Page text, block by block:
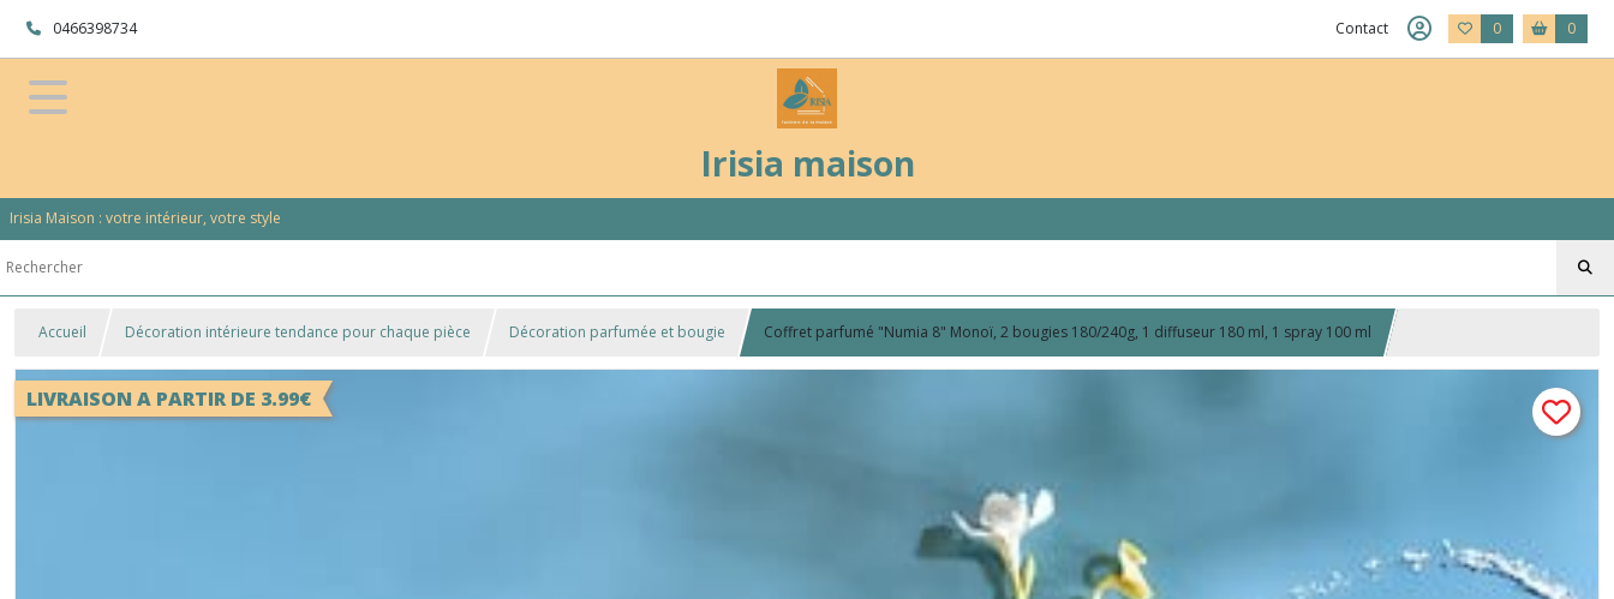
0466398734 Contact 0 0
Irisia maison
Irisia Maison : votre intérieur, votre style
Accueil Décoration intérieure tendance pour chaque pièce Décoration parfumée et bougie Coffret parfumé "Numia 8" Monoï, 2 bougies 180/240g, 1 diffuseur 180 ml, 1 spray 100 ml
LIVRAISON A PARTIR DE 3.99€